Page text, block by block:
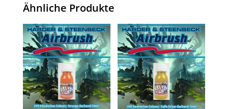
Ähnliche Produkte